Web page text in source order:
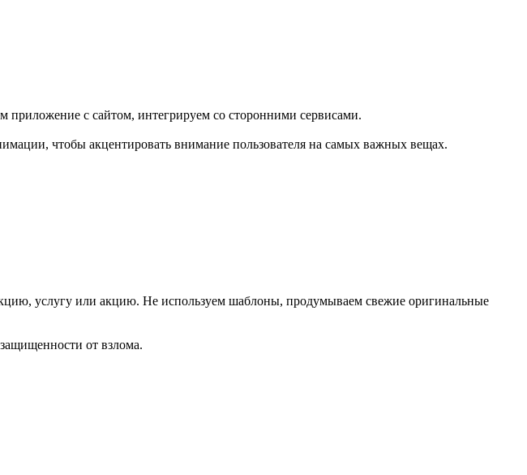
с сайтом, интегрируем со сторонними сервисами.
чтобы акцентировать внимание пользователя на самых важных вещах.
услугу или акцию. Не используем шаблоны, продумываем свежие оригинальные
от взлома.